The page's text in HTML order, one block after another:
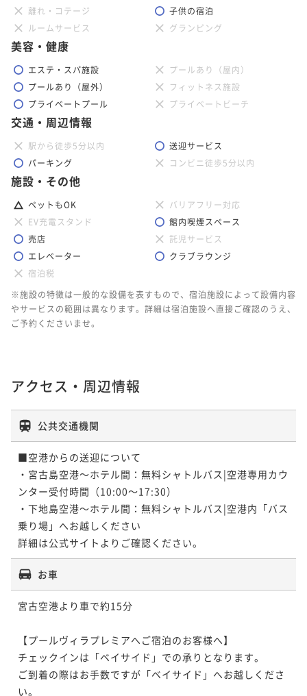
離れ・コテージ
子供の宿泊
ルームサービス
グランピング
美容・健康
エステ・スパ施設
プールあり（屋内）
プールあり（屋外）
フィットネス施設
プライベートプール
プライベートビーチ
交通・周辺情報
駅から徒歩5分以内
送迎サービス
パーキング
コンビニ徒歩5分以内
施設・その他
ペットもOK
バリアフリー対応
EV充電スタンド
館内喫煙スペース
売店
託児サービス
エレベーター
クラブラウンジ
宿泊税
※施設の特徴は一般的な設備を表すもので、宿泊施設によって設備内容
やサービスの範囲は異なります。詳細は宿泊施設へ直接ご確認のうえ、
ご予約くださいませ。
アクセス・周辺情報
公共交通機関
■空港からの送迎について
・宮古島空港～ホテル間：無料シャトルバス|空港専用カウ
ンター受付時間（10:00～17:30）
・下地島空港～ホテル間：無料シャトルバス|空港内「バス
乗り場」へお越しください
詳細は公式サイトよりご確認ください。
お車
宮古空港より車で約15分
【プールヴィラプレミアへご宿泊のお客様へ】
チェックインは「ベイサイド」での承りとなります。
ご到着の際はお手数ですが「ベイサイド」へお越しくださ